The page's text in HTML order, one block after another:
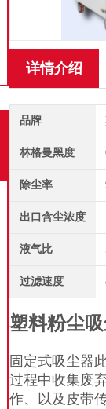
详情介绍
品牌
林格曼黑度
除尘率
出口含尘浓度
液气比
过滤速度
塑料粉尘
固定式吸尘器
过程中收集废
作、以及皮带